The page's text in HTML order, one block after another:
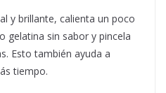
y brillante, calienta un poco
gelatina sin sabor y pincela
Esto también ayuda a
tiempo.